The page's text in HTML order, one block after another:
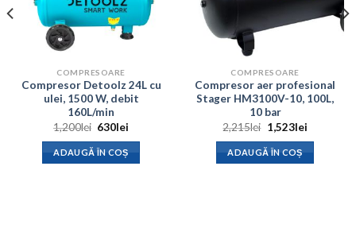
COMPRESOARE
Compresor Detoolz 24L cu
ulei, 1500 W, debit
160L/min
1,200lei Prețul
a
fost:
1,200lei.
630lei
ADAUGĂ ÎN COȘ
COMPRESOARE
Compresor aer profesional
Stager HM3100V-10, 100L,
10 bar
2,215lei Prețul
inițial
a
fost:
2,215lei.
1,523leiPrețul
ADAUGĂ ÎN COȘ